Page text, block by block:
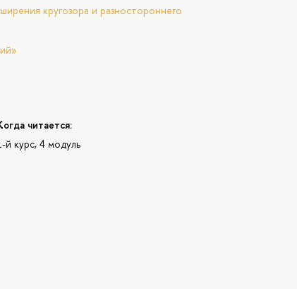
кругозора и разностороннего
читается:
й курс, 4 модуль